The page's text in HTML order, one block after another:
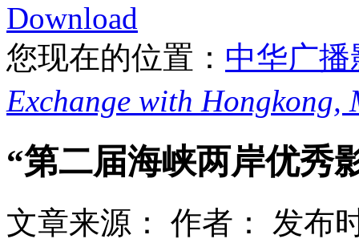
Download
您现在的位置： 中华广
Exchange with Hongkong,
“第二届海峡两岸优秀
文章来源： 作者：
发布